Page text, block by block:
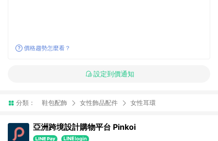
價格趨勢怎麼看？
設定到價通知
分類： 鞋包配飾 女性飾品配件 女性耳環
亞洲跨境設計購物平台 Pinkoi